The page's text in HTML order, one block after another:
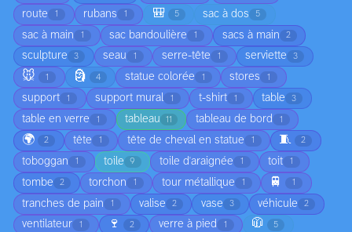
route 1 rubans 1 🎒 5 sac à dos 5
sac à main 1 sac bandoulière 1 sacs à main 2
sculpture 3 seau 1 serre-tête 1 serviette 3
🐭 1 🗿 4 statue colorée 1 stores 1
support 1 support mural 1 t-shirt 1 table 3
table en verre 1 tableau 11 tableau de bord 1
🌍 2 tête 1 tête de cheval en statue 1 🧵 2
toboggan 1 toile 9 toile d'araignée 1 toit 1
tombe 2 torchon 1 tour métallique 1 🚆 1
tranches de pain 1 valise 2 vase 3 véhicule 2
ventilateur 1 🍷 2 verre à pied 1 🧥 5